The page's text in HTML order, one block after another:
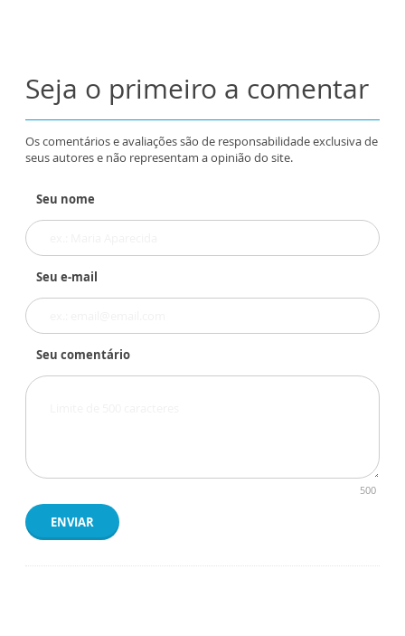
Seja o primeiro a comentar
Os comentários e avaliações são de responsabilidade exclusiva de
seus autores e não representam a opinião do site.
Seu nome
Seu e-mail
Seu comentário
500
ENVIAR